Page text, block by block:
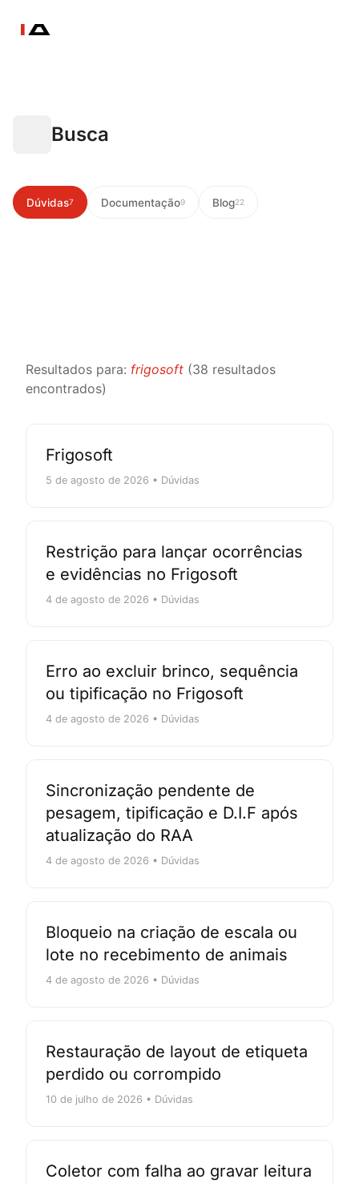
Busca
Dúvidas7 Documentação9 Blog22
Resultados para: frigosoft (38 resultados
encontrados)
Frigosoft
5 de agosto de 2026 • Dúvidas
Restrição para lançar ocorrências
e evidências no Frigosoft
4 de agosto de 2026 • Dúvidas
Erro ao excluir brinco, sequência
ou tipificação no Frigosoft
4 de agosto de 2026 • Dúvidas
Sincronização pendente de
pesagem, tipificação e D.I.F após
atualização do RAA
4 de agosto de 2026 • Dúvidas
Bloqueio na criação de escala ou
lote no recebimento de animais
4 de agosto de 2026 • Dúvidas
Restauração de layout de etiqueta
perdido ou corrompido
10 de julho de 2026 • Dúvidas
Coletor com falha ao gravar leitura